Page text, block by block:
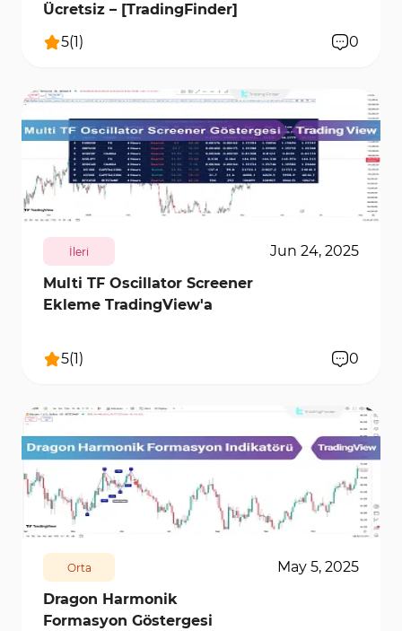
Ücretsiz – [TradingFinder]
5(1 ) 0
8047 0
İleri
Jun 24, 2025
Multi TF Oscillator Screener
Ekleme TradingView'a
5(1) 0
10142 0
Orta
May 5, 2025
Dragon Harmonik
Formasyon Göstergesi